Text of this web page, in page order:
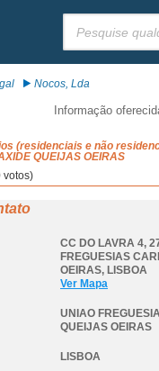
Nocos, Lda
Informação
(residenciais e não
QUEIJAS OEIRAS
votos)
CC DO LAVRA 4,
FREGUESIAS
OEIRAS, LISBOA
Ver Mapa
UNIAO
QUEIJAS OEIRAS
LISBOA